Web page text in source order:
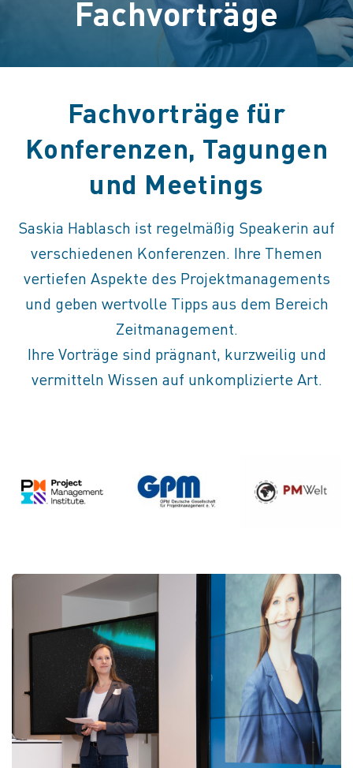
Fachvorträge
Fachvorträge für
Konferenzen, Tagungen
und Meetings
Saskia Hablasch ist regelmäßig Speakerin auf
verschiedenen Konferenzen. Ihre Themen
vertiefen Aspekte des Projektmanagements
und geben wertvolle Tipps aus dem Bereich
Zeitmanagement.
Ihre Vorträge sind prägnant, kurzweilig und
vermitteln Wissen auf unkomplizierte Art.